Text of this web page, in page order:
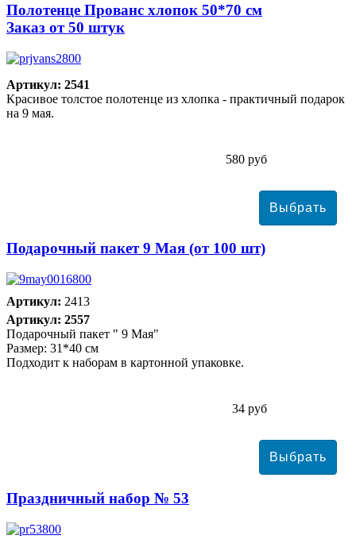
Полотенце Прованс хлопок 50*70 см
Заказ от 50 штук
Артикул: 2541
Красивое толстое полотенце из хлопка - практичный подарок
на 9 мая.
580 руб
Подарочный пакет 9 Мая (от 100 шт)
Артикул: 2413
Артикул: 2557
Подарочный пакет " 9 Мая"
Размер: 31*40 см
Подходит к наборам в картонной упаковке.
34 руб
Праздничный набор № 53